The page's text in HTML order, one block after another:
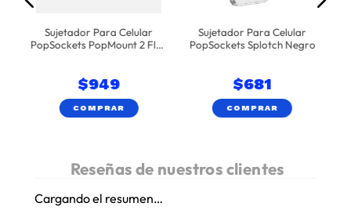
Sujetador Para Celular
PopSockets PopMount 2 Flex
$949
COMPRAR
Sujetador Para Celular
PopSockets Splotch Negro
$681
COMPRAR
Cargando el resumen…